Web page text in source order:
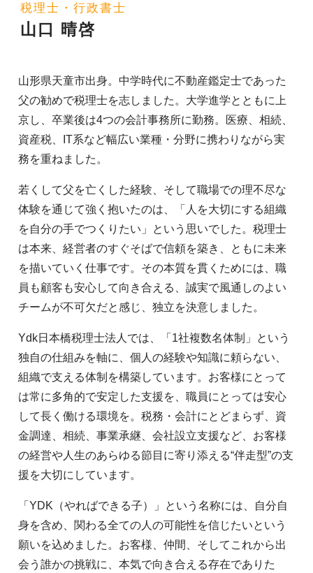
税理士・行政書士
山口 晴啓
山形県天童市出身。中学時代に不動産鑑定士であった
父の勧めで税理士を志しました。大学進学とともに上
京し、卒業後は4つの会計事務所に勤務。医療、相続、
資産税、IT系など幅広い業種・分野に携わりながら実
務を重ねました。
若くして父を亡くした経験、そして職場での理不尽な
体験を通じて強く抱いたのは、「人を大切にする組織
を自分の手でつくりたい」という思いでした。税理士
は本来、経営者のすぐそばで信頼を築き、ともに未来
を描いていく仕事です。その本質を貫くためには、職
員も顧客も安心して向き合える、誠実で風通しのよい
チームが不可欠だと感じ、独立を決意しました。
Ydk日本橋税理士法人では、「1社複数名体制」という
独自の仕組みを軸に、個人の経験や知識に頼らない、
組織で支える体制を構築しています。お客様にとって
は常に多角的で安定した支援を、職員にとっては安心
して長く働ける環境を。税務・会計にとどまらず、資
金調達、相続、事業承継、会社設立支援など、お客様
の経営や人生のあらゆる節目に寄り添える“伴走型”の支
援を大切にしています。
「YDK（やればできる子）」という名称には、自分自
身を含め、関わる全ての人の可能性を信じたいという
願いを込めました。お客様、仲間、そしてこれから出
会う誰かの挑戦に、本気で向き合える存在でありた